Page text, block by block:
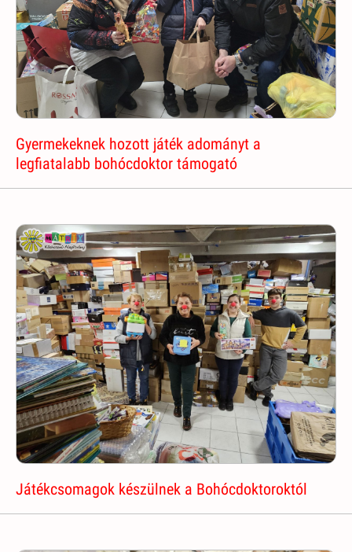
Gyermekeknek hozott játék adományt a
legfiatalabb bohócdoktor támogató
Játékcsomagok készülnek a Bohócdoktoroktól